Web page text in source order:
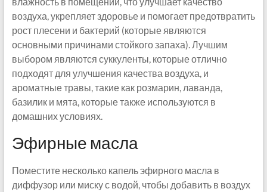
воздуха, укрепляет здоровье и помогает предотвратить
рост плесени и бактерий (которые являются
основными причинами стойкого запаха). Лучшим
выбором являются суккуленты, которые отлично
подходят для улучшения качества воздуха, и
ароматные травы, такие как розмарин, лаванда,
базилик и мята, которые также используются в
домашних условиях.
Эфирные масла
Поместите несколько капель эфирного масла в
диффузор или миску с водой, чтобы добавить в воздух